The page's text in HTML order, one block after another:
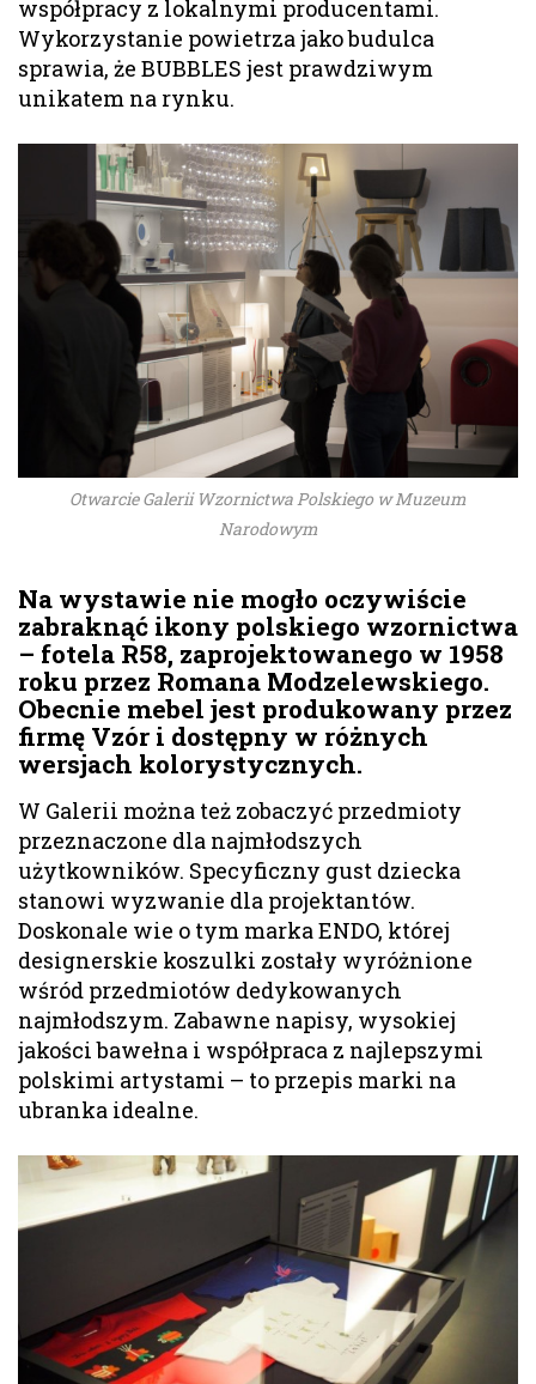
współpracy z lokalnymi producentami.
Wykorzystanie powietrza jako budulca
sprawia, że BUBBLES jest prawdziwym
unikatem na rynku.
Otwarcie Galerii Wzornictwa Polskiego w Muzeum
Narodowym
Na wystawie nie mogło oczywiście
zabraknąć ikony polskiego wzornictwa
– fotela R58, zaprojektowanego w 1958
roku przez Romana Modzelewskiego.
Obecnie mebel jest produkowany przez
firmę Vzór i dostępny w różnych
wersjach kolorystycznych.
W Galerii można też zobaczyć przedmioty
przeznaczone dla najmłodszych
użytkowników. Specyficzny gust dziecka
stanowi wyzwanie dla projektantów.
Doskonale wie o tym marka ENDO, której
designerskie koszulki zostały wyróżnione
wśród przedmiotów dedykowanych
najmłodszym. Zabawne napisy, wysokiej
jakości bawełna i współpraca z najlepszymi
polskimi artystami – to przepis marki na
ubranka idealne.